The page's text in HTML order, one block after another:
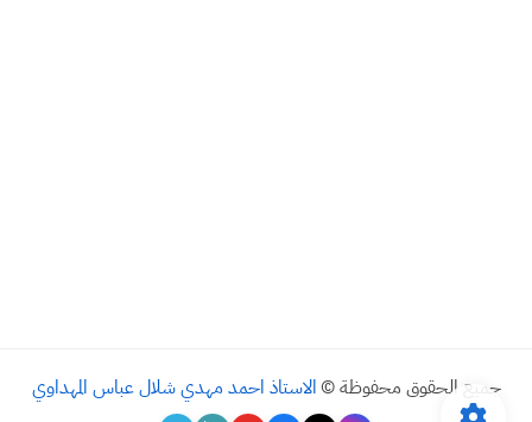
جميع الحقوق محفوظة © الاستاذ احمد مهدي شلال عباس المهداوي